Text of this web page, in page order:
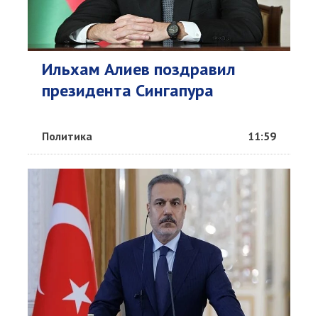
Ильхам Алиев поздравил
президента Сингапура
Политика 11:59